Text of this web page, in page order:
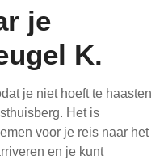
je
K.
je niet hoeft te haasten
Het is
voor je reis naar het
en je kunt